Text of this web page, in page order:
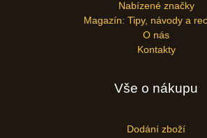
Nabízené značky
Magazín: Tipy, návody a
O nás
Kontakty
Vše o nákupu
Dodání zboží